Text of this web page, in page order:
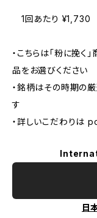
1回あたり
・こちらは「粉に挽く
品をお選びください
・銘柄はその時期の
す
・詳しいこだわりは
日